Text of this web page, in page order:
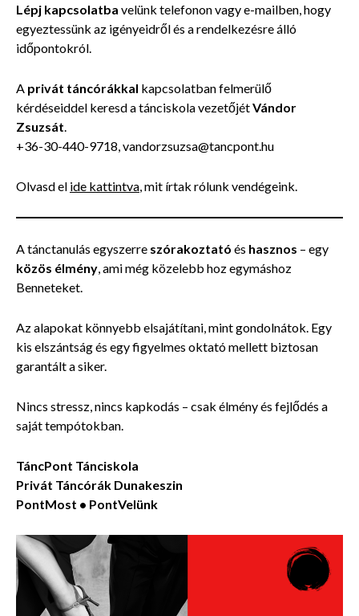
Lépj kapcsolatba velünk telefonon vagy e-mailben, hogy
egyeztessünk az igényeidről és a rendelkezésre álló
időpontokról.
A privát táncórákkal kapcsolatban felmerülő
kérdéseiddel keresd a tánciskola vezetőjétVándor
Zsuzsát.
+36-30-440-9718, vandorzsuzsa@tancpont.hu
Olvasd el ide kattintva, mit írtak rólunk vendégeink.
A tánctanulás egyszerre szórakoztató és hasznos – egy
közös élmény, ami még közelebb hoz egymáshoz
Benneteket.
Az alapokat könnyebb elsajátítani, mint gondolnátok. Egy
kis elszántság és egy figyelmes oktató mellett biztosan
garantált a siker.
Nincs stressz, nincs kapkodás – csak élmény és fejlődés a
saját tempótokban.
TáncPont Tánciskola
Privát Táncórák Dunakeszin
PontMost • PontVelünk